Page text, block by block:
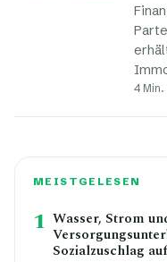
4 Min.
MEISTGELESEN
1 Wasser, Strom
Sozialzuschlag